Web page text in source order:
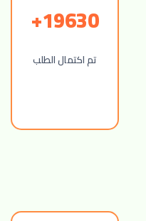
19630+
تم اكتمال الطلب